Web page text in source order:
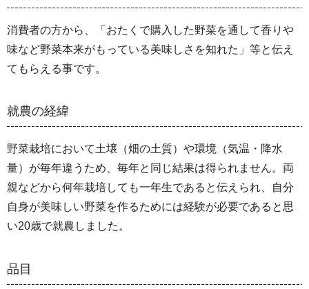
消費者の方から、「おたくで購入した野菜を通して香りや
味など野菜本来がもっている美味しさを知れた」等と伝え
てもらえる事です。
就農の経緯
野菜栽培において土壌（畑の土質）や環境（気温・降水
量）が毎年違うため、毎年と同じ結果は得られません。両
親などから何年栽培しても一年生であると伝えられ、自分
自身が美味しい野菜を作るためには経験が必要であると思
い20歳で就農しました。
品目